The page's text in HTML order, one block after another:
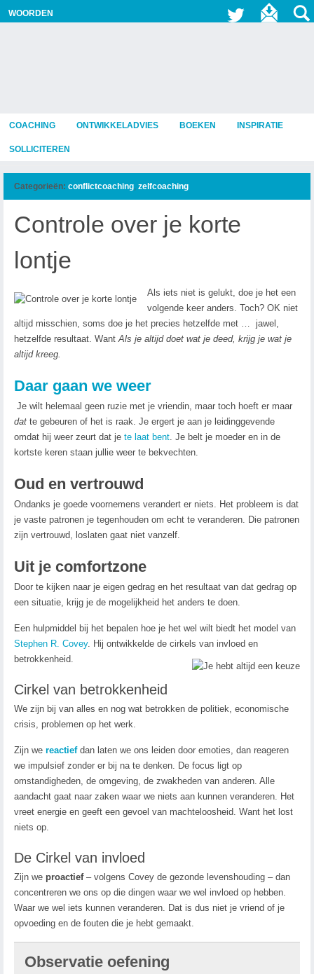
WOORDEN
COACHING ONTWIKKELADVIES BOEKEN INSPIRATIE
SOLLICITEREN
Categorieën: conflictcoaching, zelfcoaching
Controle over je korte
lontje
Als iets niet is gelukt, doe je het een
volgende keer anders. Toch? OK niet
altijd misschien, soms doe je het precies hetzelfde met … jawel,
hetzelfde resultaat. WantAls je altijd doet wat je deed, krijg je wat je
altijd kreeg.
Daar gaan we weer
Je wilt helemaal geen ruzie met je vriendin, maar toch hoeft er maar
dat te gebeuren of het is raak. Je ergert je aan je leidinggevende
omdat hij weer zeurt dat je te laat bent. Je belt je moeder en in de
kortste keren staan jullie weer te bekvechten.
Oud en vertrouwd
Ondanks je goede voornemens verandert er niets. Het probleem is dat
je vaste patronen je tegenhouden om echt te veranderen. Die patronen
zijn vertrouwd, loslaten gaat niet vanzelf.
Uit je comfortzone
Door te kijken naar je eigen gedrag en het resultaat van dat gedrag op
een situatie, krijg je de mogelijkheid het anders te doen.
Een hulpmiddel bij het bepalen hoe je het wel wilt biedt het model van
Stephen R. Covey. Hij ontwikkelde de cirkels van invloed en
betrokkenheid.
Cirkel van betrokkenheid
We zijn bij van alles en nog wat betrokken de politiek, economische
crisis, problemen op het werk.
Zijn we reactiefdan laten we ons leiden door emoties, dan reageren
we impulsief zonder er bij na te denken. De focus ligt op
omstandigheden, de omgeving, de zwakheden van anderen. Alle
aandacht gaat naar zaken waar we niets aan kunnen veranderen. Het
vreet energie en geeft een gevoel van machteloosheid. Want het lost
niets op.
De Cirkel van invloed
Zijn we proactief– volgens Covey de gezonde levenshouding – dan
concentreren we ons op die dingen waar we wel invloed op hebben.
Waar we wel iets kunnen veranderen. Dat is dus niet je vriend of je
opvoeding en de fouten die je hebt gemaakt.
Observatie oefening